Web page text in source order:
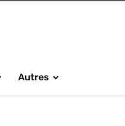
Autres